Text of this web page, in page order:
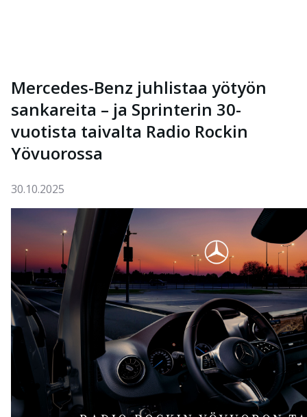
Mercedes-Benz juhlistaa yötyön
sankareita – ja Sprinterin 30-
vuotista taivalta Radio Rockin
Yövuorossa
30.10.2025